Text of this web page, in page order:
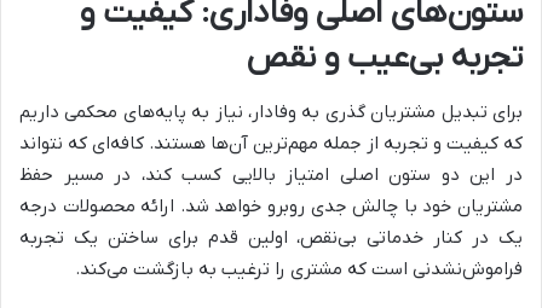
ستون‌های اصلی وفاداری: کیفیت و
تجربه بی‌عیب و نقص
برای تبدیل مشتریان گذری به وفادار، نیاز به پایه‌های محکمی داریم
که کیفیت و تجربه از جمله مهم‌ترین آن‌ها هستند. کافه‌ای که نتواند
در این دو ستون اصلی امتیاز بالایی کسب کند، در مسیر حفظ
مشتریان خود با چالش جدی روبرو خواهد شد. ارائه محصولات درجه
یک در کنار خدماتی بی‌نقص، اولین قدم برای ساختن یک تجربه
فراموش‌نشدنی است که مشتری را ترغیب به بازگشت می‌کند.